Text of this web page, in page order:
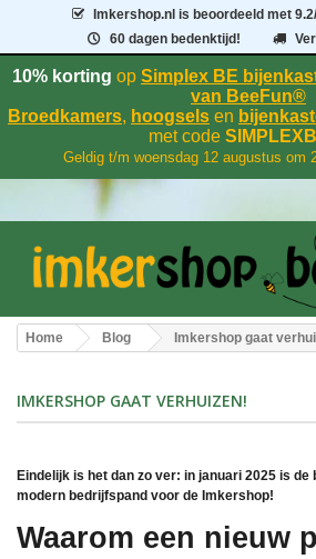
Imkershop.nl is beoordeeld met9.2
60 dagen bedenktijd!
10% korting op Simplex BE
van BeeFun®
Broedkamers, hoogsels en
met code
Geldig t/m woensdag 12 augustus om
Home Blog Imkershop gaat
IMKERSHOP GAAT VERHUIZEN!
Eindelijk is het dan zo ver: in januari 2025 is
modern bedrijfspand voor de Imkershop!
Waarom een nieuw